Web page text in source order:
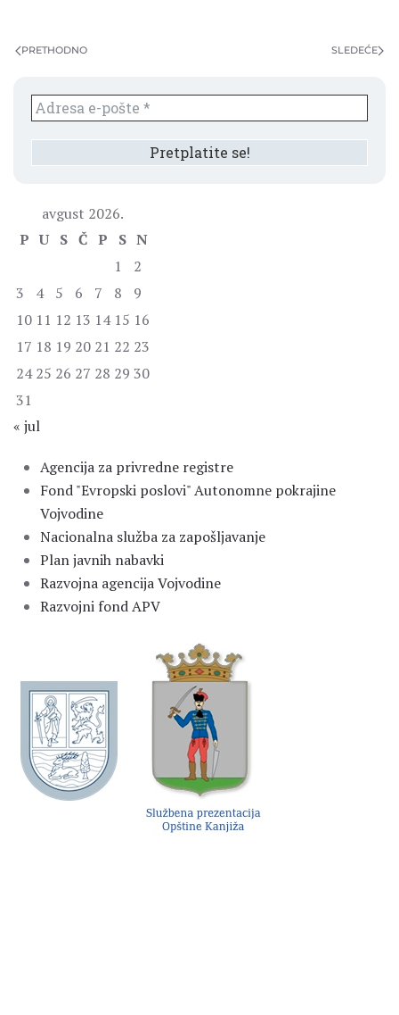
PRETHODNO SLEDEĆE
avgust 2026.
P U S Č P S N
1
2
3
4 5 6 7 8
9
10 11 12 13 14 15 16
17 18 19 20 21 22 23
24 25 26 27 28 29 30
31
« jul
Agencija za privredne registre
Fond "Evropski poslovi" Autonomne pokrajine
Vojvodine
Nacionalna služba za zapošljavanje
Plan javnih nabavki
Razvojna agencija Vojvodine
Razvojni fond APV